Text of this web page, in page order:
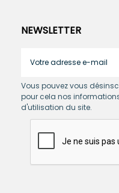
NEWSLETTER
Vous pouvez vous
pour cela nos
d'utilisation du site.